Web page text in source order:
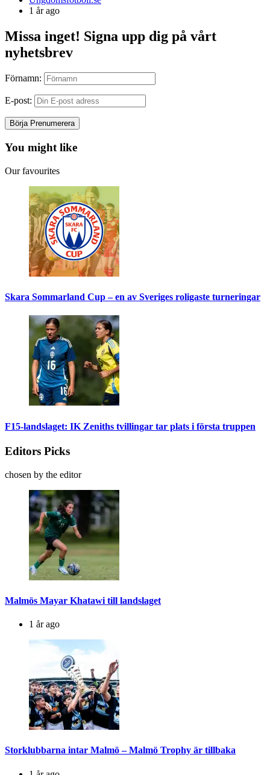
by
1 år ago
Missa inget! Signa upp dig på vårt
nyhetsbrev
Förnamn:
E-post:
You might like
Our favourites
Skara Sommarland Cup – en av Sveriges roligaste turneringar
F15-landslaget: IK Zeniths tvillingar tar plats i första truppen
Editors Picks
chosen by the editor
Malmös Mayar Khatawi till landslaget
1 år ago
Storklubbarna intar Malmö – Malmö Trophy är tillbaka